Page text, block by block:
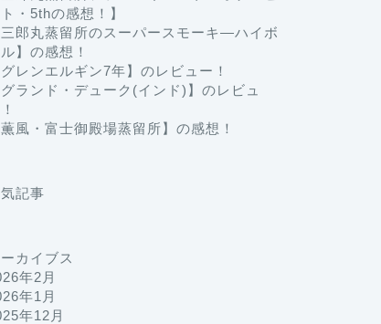
・5thの感想！】
三郎丸蒸留所のスーパースモーキ―ハイボ
】の感想！
グレンエルギン7年】のレビュー！
グランド・デューク(インド)】のレビュ
薫風・富士御殿場蒸留所】の感想！
気記事
カイブス
年2月
年1月
年12月